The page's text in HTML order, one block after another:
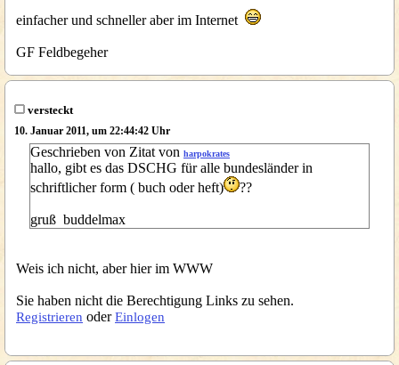
einfacher und schneller aber im Internet
GF Feldbegeher
versteckt
10. Januar 2011, um 22:44:42 Uhr
Geschrieben von Zitat von harpokrates
hallo, gibt es das DSCHG für alle bundesländer in
schriftlicher form ( buch oder heft)
??
gruß buddelmax
Weis ich nicht, aber hier im WWW
Sie haben nicht die Berechtigung Links zu sehen.
Registrieren oderEinlogen